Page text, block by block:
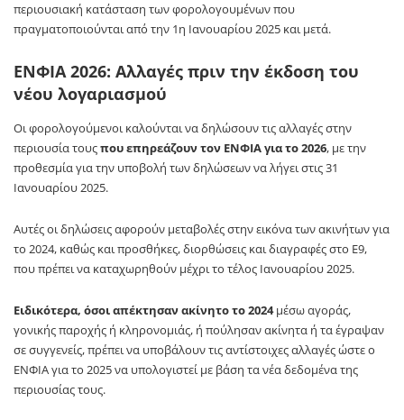
περιουσιακή κατάσταση των φορολογουμένων που
πραγματοποιούνται από την 1η Ιανουαρίου 2025 και μετά.
ΕΝΦΙΑ 2026: Αλλαγές πριν την έκδοση του
νέου λογαριασμού
Οι φορολογούμενοι καλούνται να δηλώσουν τις αλλαγές στην
περιουσία τουςπου επηρεάζουν τον ΕΝΦΙΑ για το 2026, με την
προθεσμία για την υποβολή των δηλώσεων να λήγει στις 31
Ιανουαρίου 2025.
Αυτές οι δηλώσεις αφορούν μεταβολές στην εικόνα των ακινήτων για
το 2024, καθώς και προσθήκες, διορθώσεις και διαγραφές στο Ε9,
που πρέπει να καταχωρηθούν μέχρι το τέλος Ιανουαρίου 2025.
Ειδικότερα, όσοι απέκτησαν ακίνητο το 2024μέσω αγοράς,
γονικής παροχής ή κληρονομιάς, ή πούλησαν ακίνητα ή τα έγραψαν
σε συγγενείς, πρέπει να υποβάλουν τις αντίστοιχες αλλαγές ώστε ο
ΕΝΦΙΑ για το 2025 να υπολογιστεί με βάση τα νέα δεδομένα της
περιουσίας τους.